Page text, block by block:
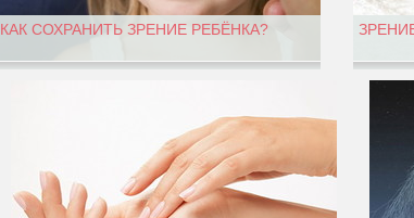
КАК СОХРАНИТЬ ЗРЕНИЕ РЕБЁНКА?